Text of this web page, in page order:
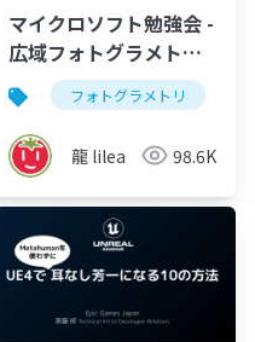
ar 3dデジタルアー
マイクロソフト勉強会 -
広域フォトグラメトリ
によるデジタルアーカ
イブ
フォトグラメトリ
龍 lilea 98.6K